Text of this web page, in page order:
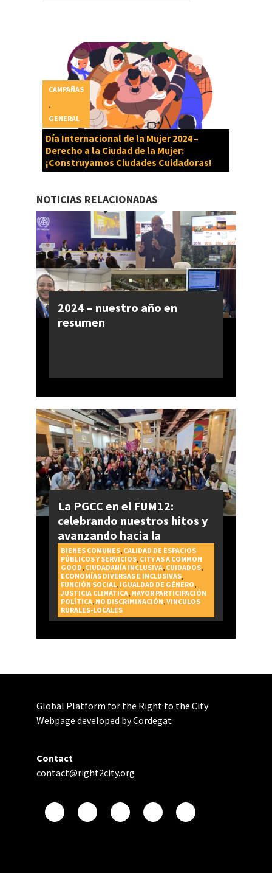
Día Internacional de la Mujer 2024 –
Derecho a la Ciudad de la Mujer:
¡Construyamos Ciudades Cuidadoras!
CAMPAÑAS
,
GENERAL
NOTICIAS RELACIONADAS
2024 – nuestro año en
resumen
La PGCC en el FUM12:
celebrando nuestros hitos y
avanzando hacia la
realización del Derecho a la
Ciudad
BIENES COMUNES, CALIDAD DE ESPACIOS
PÚBLICOS Y SERVICIOS, CITY AS A COMMON
GOOD, CIUDADANÍA INCLUSIVA, CUIDADOS,
ECONOMÍAS DIVERSAS E INCLUSIVAS,
FUNCIÓN SOCIAL, IGUALDAD DE GÉNERO,
JUSTICIA CLIMÁTICA, MAYOR PARTICIPACIÓN
POLÍTICA, NO DISCRIMINACIÓN,VINCULOS
RURALES-LOCALES
Global Platform for the Right to the City
Webpage developed by Cordegat
Contact
contact@right2city.org